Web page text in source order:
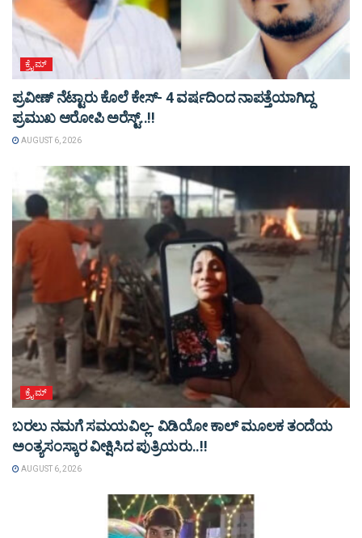
ಕ್ರೈಮ್
ಪ್ರವೀಣ್ ನೆಟ್ಟಾರು ಕೊಲೆ ಕೇಸ್‌- 4 ವರ್ಷದಿಂದ ನಾಪತ್ತೆಯಾಗಿದ್ದ
ಪ್ರಮುಖ ಆರೋಪಿ ಅರೆಸ್ಟ್‌..!!
AUGUST 6, 2026
ಕ್ರೈಮ್
ಬರಲು ನಮಗೆ ಸಮಯವಿಲ್ಲ- ವಿಡಿಯೋ ಕಾಲ್ ಮೂಲಕ ತಂದೆಯ
ಅಂತ್ಯಸಂಸ್ಕಾರ ವೀಕ್ಷಿಸಿದ ಪುತ್ರಿಯರು..!!
AUGUST 6, 2026